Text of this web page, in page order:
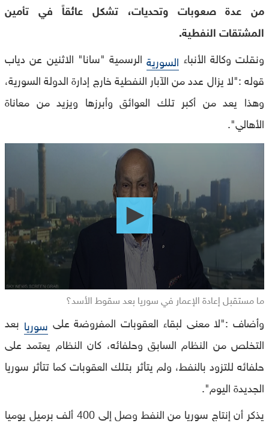
من عدة صعوبات وتحديات، تشكل عائقاً في تأمين
المشتقات النفطية.
ونقلت وكالة الأنباء السوريةالرسمية "سانا" الاثنين عن دياب
قوله :"لا يزال عدد من الآبار النفطية خارج إدارة الدولة السورية،
وهذا يعد من أكبر تلك العوائق وأبرزها ويزيد من معاناة
الأهالي".
seconds
ما مستقبل إعادة الإعمار في سوريا بعد سقوط الأسد؟
وأضاف :"لا معنى لبقاء العقوبات المفروضة على سوريا بعد
التخلص من النظام السابق وحلفائه، كان النظام يعتمد على
حلفائه للتزود بالنفط، ولم يتأثر بتلك العقوبات كما تتأثر سوريا
الجديدة اليوم".
يذكر أن إنتاج سوريا من النفط وصل إلى 400 ألف برميل يوميا